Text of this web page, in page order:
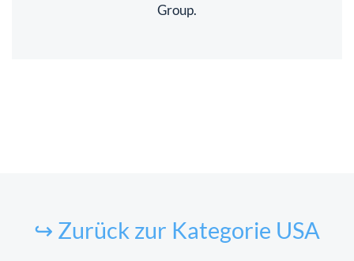
Group.
↪ Zurück zur Kategorie USA